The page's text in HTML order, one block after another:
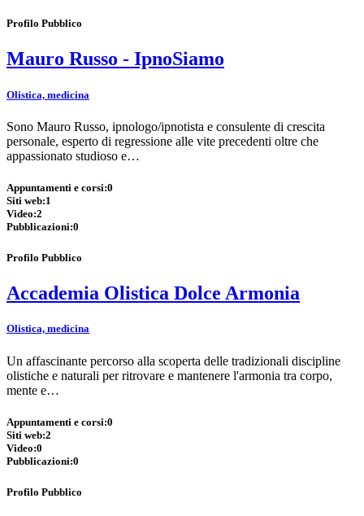
Profilo Pubblico
Mauro Russo - IpnoSiamo
Olistica, medicina
Sono Mauro Russo, ipnologo/ipnotista e consulente di crescita
personale, esperto di regressione alle vite precedenti oltre che
appassionato studioso e…
Appuntamenti e corsi:0
Siti web:1
Video:2
Pubblicazioni:0
Profilo Pubblico
Accademia Olistica Dolce Armonia
Olistica, medicina
Un affascinante percorso alla scoperta delle tradizionali discipline
olistiche e naturali per ritrovare e mantenere l'armonia tra corpo,
mente e…
Appuntamenti e corsi:0
Siti web:2
Video:0
Pubblicazioni:0
Profilo Pubblico